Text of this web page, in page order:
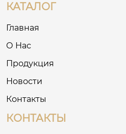
КАТАЛОГ
Главная
О Нас
Продукция
Новости
Контакты
КОНТАКТЫ